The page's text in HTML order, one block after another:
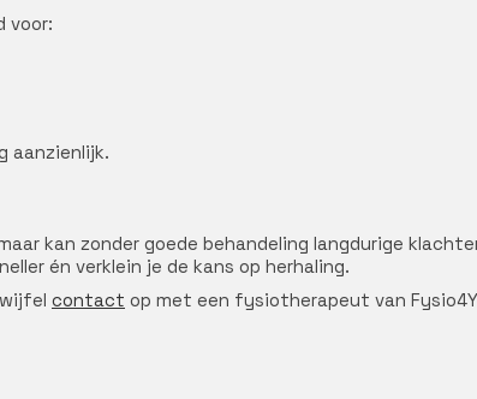
voor:
aanzienlijk.
kan zonder goede behandeling langdurige
én verklein je de kans op herhaling.
contact op met een fysiotherapeut van